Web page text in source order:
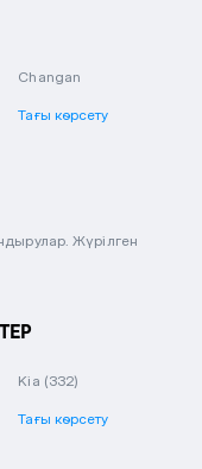
Changan
Тағы көрсету
Жүрілген
Kia (332)
Тағы көрсету